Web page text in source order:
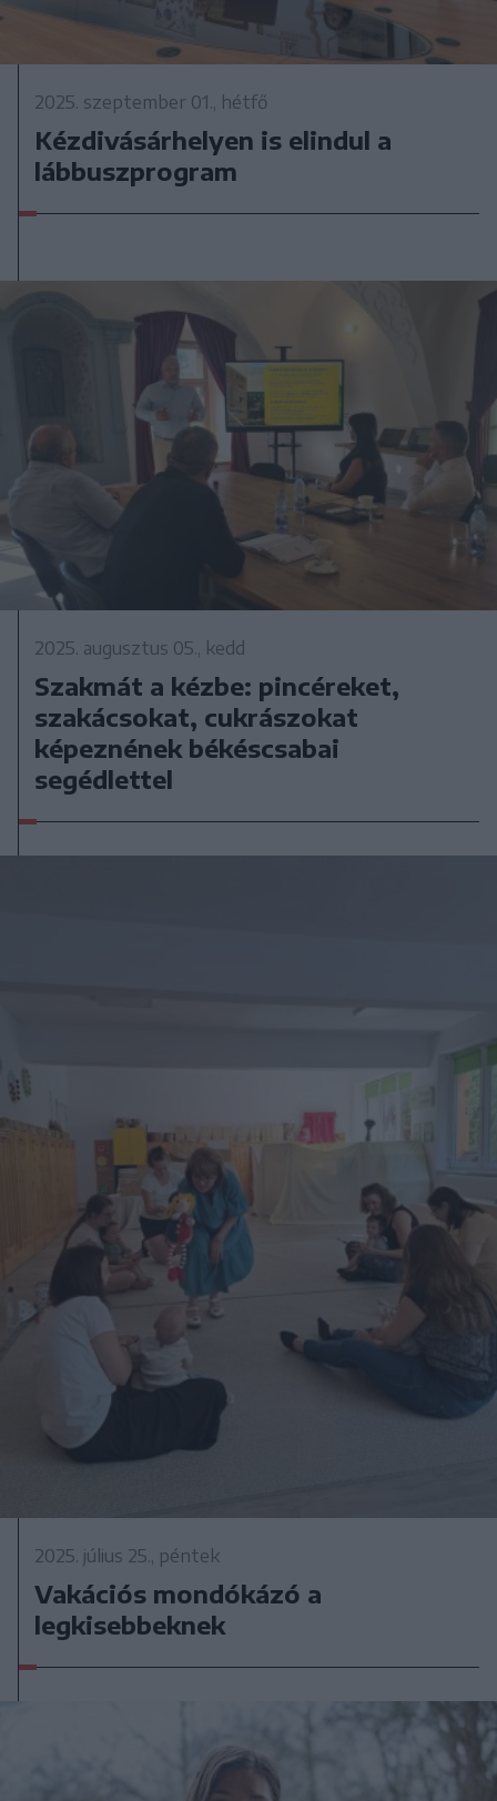
2025. szeptember 01., hétfő
Kézdivásárhelyen is elindul a
lábbuszprogram
2025. augusztus 05., kedd
Szakmát a kézbe: pincéreket,
szakácsokat, cukrászokat
képeznének békéscsabai
segédlettel
2025. július 25., péntek
Vakációs mondókázó a
legkisebbeknek